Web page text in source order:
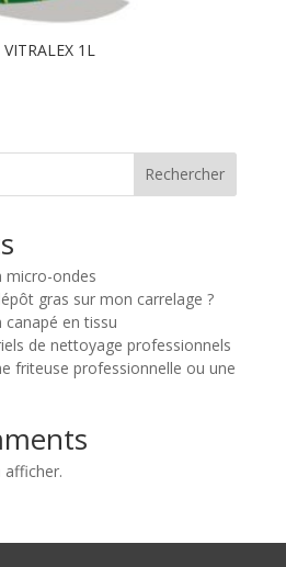
1L
Rechercher
micro-ondes
gras sur mon carrelage ?
en tissu
de nettoyage professionnels
friteuse professionnelle ou une